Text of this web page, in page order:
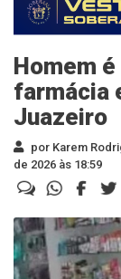
Homem
farmácia
Juazeiro
por Karem
de 2026 às 18:59